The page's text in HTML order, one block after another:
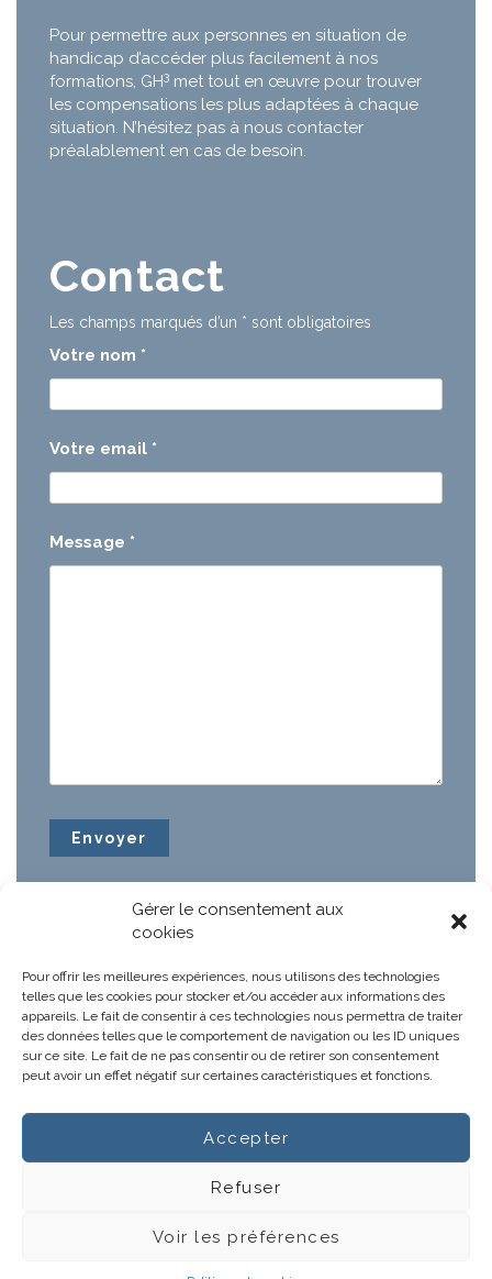
Gérer le consentement aux
cookies
Pour offrir les meilleures expériences, nous utilisons des technologies
telles que les cookies pour stocker et/ou accéder aux informations des
appareils. Le fait de consentir à ces technologies nous permettra de traiter
des données telles que le comportement de navigation ou les ID uniques
sur ce site. Le fait de ne pas consentir ou de retirer son consentement
peut avoir un effet négatif sur certaines caractéristiques et fonctions.
Accepter
Refuser
Voir les préférences
Pour permettre aux personnes en situation de
handicap d’accéder plus facilement à nos
formations, GH3 met tout en œuvre pour trouver
les compensations les plus adaptées à chaque
situation. N’hésitez pas à nous contacter
préalablement en cas de besoin.
Contact
Les champs marqués d’un * sont obligatoires
Votre nom *
Votre email *
Message *
Actus
Gestions hospitalières CGV